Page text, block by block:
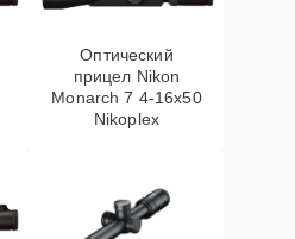
Оптический
прицел Nikon
Monarch 7 4-16x50
Nikoplex